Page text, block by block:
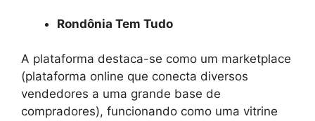
Rondônia Tem Tudo
A plataforma destaca-se como um marketplace
(plataforma online que conecta diversos
vendedores a uma grande base de
compradores), funcionando como uma vitrine